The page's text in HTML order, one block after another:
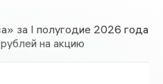
за I полугодие 2026 года
на акцию